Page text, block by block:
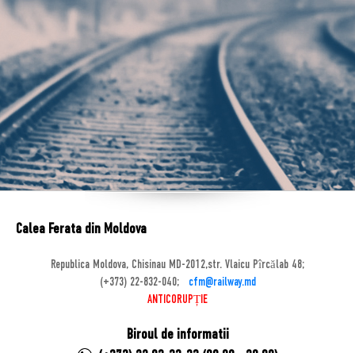
Calea Ferata din Moldova
Republica Moldova, Chisinau MD-2012,str. Vlaicu Pîrcălab 48;
(+373) 22-832-040;
cfm@railway.md
ANTICORUPȚIE
Biroul de informatii